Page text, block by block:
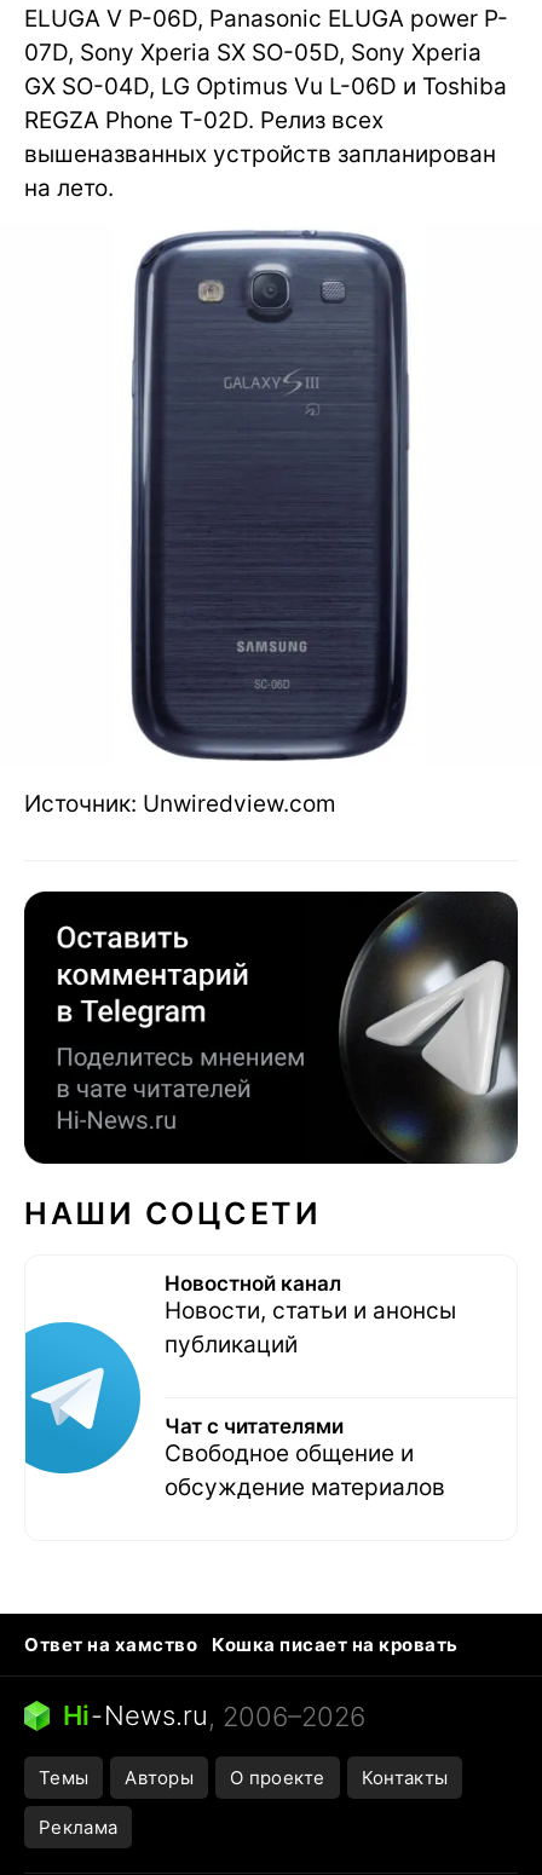
ELUGA V P-06D, Panasonic ELUGA power P-
07D, Sony Xperia SX SO-05D, Sony Xperia
GX SO-04D, LG Optimus Vu L-06D и Toshiba
REGZA Phone T-02D. Релиз всех
вышеназванных устройств запланирован
на лето.
Источник: Unwiredview.com
НАШИ СОЦСЕТИ
Новостной канал
Новости, статьи и анонсы
публикаций
Чат с читателями
Свободное общение и
обсуждение материалов
Ответ на хамство
Кошка писает на кровать
Тунцы в океанариуме
Следующая пандемия
Ядовитые пауки России
Открытие в Google Maps
Hi-News.ru, 2006–2026
Темы Авторы О проекте Контакты
Реклама